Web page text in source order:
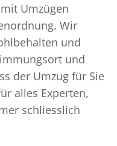
Umzügen
Wir
und
und
der Umzug für Sie
alles Experten,
schliesslich